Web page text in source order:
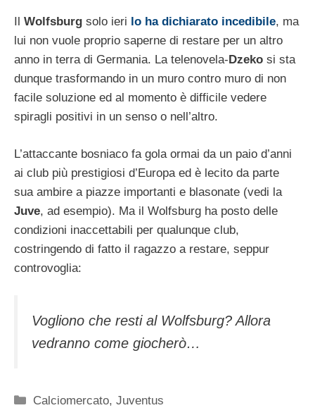
Wolfsburg solo ieri lo ha dichiarato incedibile, ma
lui non vuole proprio saperne di restare per un altro
anno in terra di Germania. La telenovela- Dzeko si sta
dunque trasformando in un muro contro muro di non
facile soluzione ed al momento è difficile vedere
spiragli positivi in un senso o nell’altro.
L’attaccante bosniaco fa gola ormai da un paio d’anni
ai club più prestigiosi d’Europa ed è lecito da parte
sua ambire a piazze importanti e blasonate (vedi la
Juve, ad esempio). Ma il Wolfsburg ha posto delle
condizioni inaccettabili per qualunque club,
costringendo di fatto il ragazzo a restare, seppur
controvoglia:
Vogliono che resti al Wolfsburg? Allora
vedranno come giocherò…
Categorie
Calciomercato,Juventus